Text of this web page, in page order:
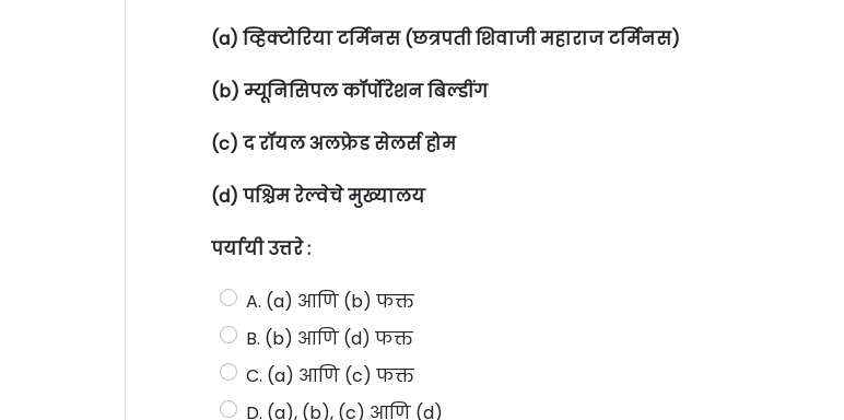
(a) व्हिक्टोरिया टर्मिनस (छत्रपती शिवाजी महाराज टर्मिनस)
(b) म्यूनिसिपल कॉर्पोरेशन बिल्डींग
(c) द रॉयल अलफ्रेड सेलर्स होम
(d) पश्चिम रेल्वेचे मुख्यालय
पर्यायी उत्तरे :
A. (a) आणि (b) फक्त
B. (b) आणि (d) फक्त
C. (a) आणि (c) फक्त
D. (a), (b), (c) आणि (d)